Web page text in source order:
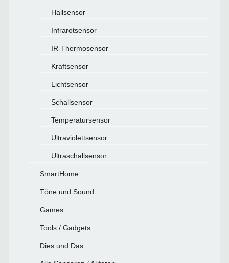
Hallsensor
Infrarotsensor
IR-Thermosensor
Kraftsensor
Lichtsensor
Schallsensor
Temperatursensor
Ultraviolettsensor
Ultraschallsensor
SmartHome
Töne und Sound
Games
Tools / Gadgets
Dies und Das